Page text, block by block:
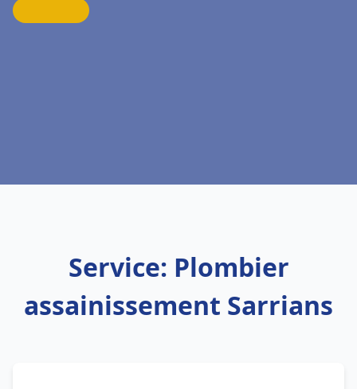
Service: Plombier
assainissement Sarrians